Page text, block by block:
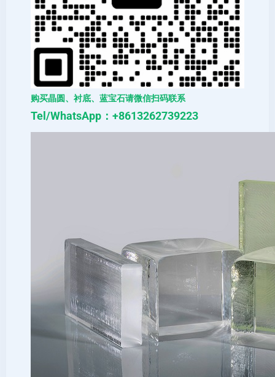
购买晶圆、衬底、蓝宝石请微信扫码联系
Tel/WhatsApp：+8613262739223